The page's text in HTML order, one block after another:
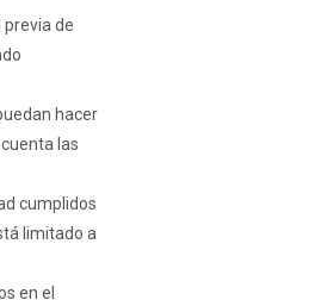
de
hacer
las
cumplidos
limitado a
en el